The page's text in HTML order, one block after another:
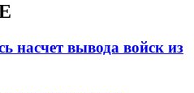
насчет вывода войск из